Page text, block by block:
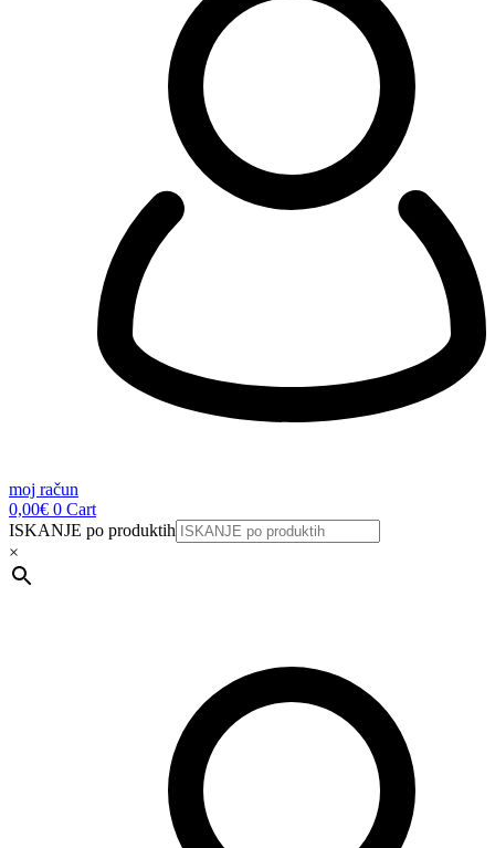
moj račun
0,00€ 0 Cart
ISKANJE po produktih
×